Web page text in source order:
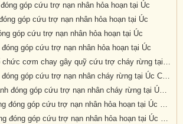
góp cứu trợ nạn nhân hỏa hoạn tại Úc
góp cứu trợ nạn nhân hỏa hoạn tại Úc
góp cứu trợ nạn nhân hỏa hoạn tại Úc
góp cứu trợ nạn nhân hỏa hoạn tại Úc
Chùa A Di Đà tổ chức cơm chay gây quỹ cứu trợ cháy rừng tại Úc châu (19.01.2020) 19/1/2020
Chùa Pháp Vân đóng góp cứu trợ nạn nhân cháy rừng tại Úc Châu
Tu Viện Vạn Hạnh đóng góp cứu trợ nạn nhân cháy rừng tại Úc Châu
Chùa Giác Hoàng đóng góp cứu trợ nạn nhân hỏa hoạn tại Úc Châu
Chùa Phật Quang đóng góp cứu trợ nạn nhân hỏa hoạn tại Úc Châu